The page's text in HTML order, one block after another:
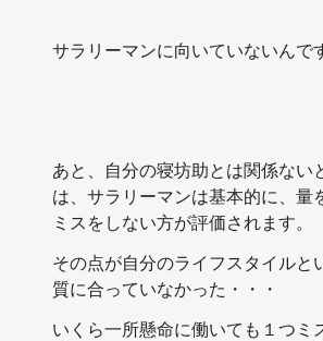
サラリーマンに向いていないんで
あと、自分の寝坊助とは関係ない
は、サラリーマンは基本的に、量
ミスをしない方が評価されます。
その点が自分のライフスタイルと
質に合っていなかった・・・
いくら一所懸命に働いても１つミ